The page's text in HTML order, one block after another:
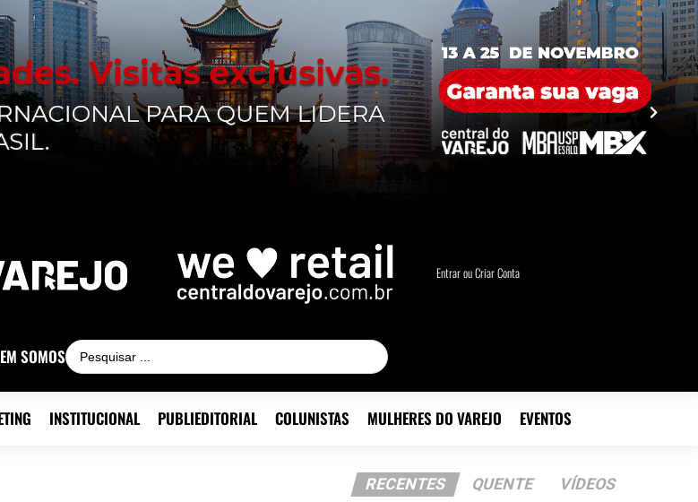
Entrar ou Criar Conta
SOMOS
INSTITUCIONAL PUBLIEDITORIAL COLUNISTAS MULHERES DO VAREJO EVENTOS
RECENTES QUENTE VÍDEOS